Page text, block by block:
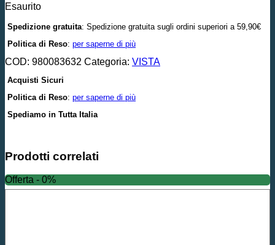
Esaurito
Spedizione gratuita: Spedizione gratuita sugli ordini superiori a 59,90€
Politica di Reso: per saperne di più
COD: 980083632 Categoria: VISTA
Acquisti Sicuri
Politica di Reso: per saperne di più
Spediamo in Tutta Italia
Prodotti correlati
Offerta - 0%